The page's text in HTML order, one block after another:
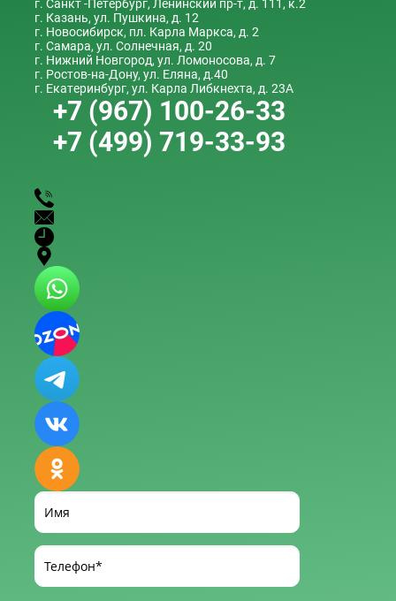
г. Санкт -Петербург, Ленинский пр-т, д. 111, к.2
г. Казань, ул. Пушкина, д. 12
г. Новосибирск, пл. Карла Маркса, д. 2
г. Самара, ул. Солнечная, д. 20
г. Нижний Новгород, ул. Ломоносова, д. 7
г. Ростов-на-Дону, ул. Еляна, д.40
г. Екатеринбург, ул. Карла Либкнехта, д. 23А
+7 (967) 100-26-33
+7 (499) 719-33-93